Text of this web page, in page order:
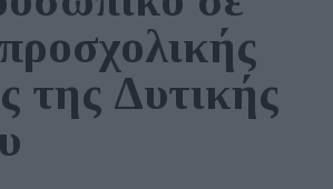
της Δυτικής